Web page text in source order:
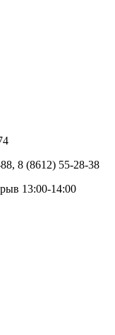
8 (8612) 55-28-38
13:00-14:00